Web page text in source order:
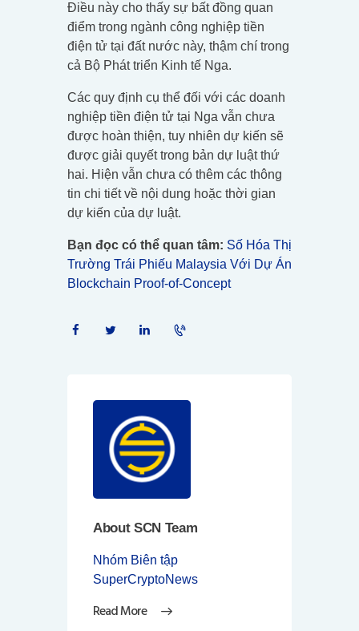
Điều này cho thấy sự bất đồng quan
điểm trong ngành công nghiệp tiền
điện tử tại đất nước này, thậm chí trong
cả Bộ Phát triển Kinh tế Nga.
Các quy định cụ thể đối với các doanh
nghiệp tiền điện tử tại Nga vẫn chưa
được hoàn thiện, tuy nhiên dự kiến sẽ
được giải quyết trong bản dự luật thứ
hai. Hiện vẫn chưa có thêm các thông
tin chi tiết về nội dung hoặc thời gian
dự kiến của dự luật.
Bạn đọc có thể quan tâm: Số Hóa Thị
Trường Trái Phiếu Malaysia Với Dự Án
Blockchain Proof-of-Concept
About SCN Team
Nhóm Biên tập
SuperCryptoNews
Read More